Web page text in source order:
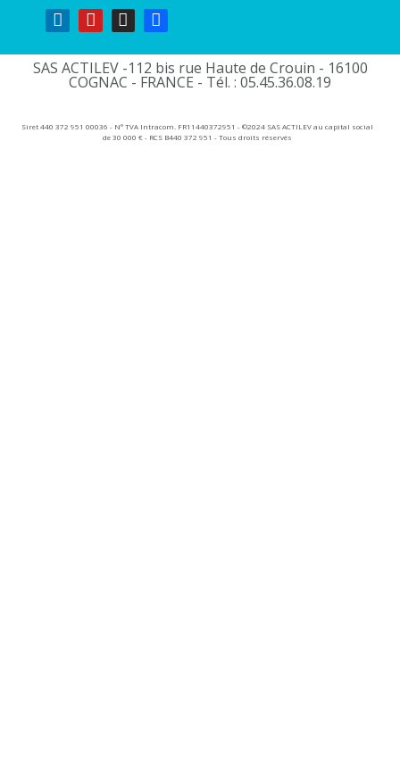
SAS ACTILEV -112 bis rue Haute de Crouin - 16100
COGNAC - FRANCE - Tél. : 05.45.36.08.19​
Siret 440 372 951 00036 - N° TVA Intracom. FR11440372951 - ©2024 SAS ACTILEV au capital social
de 30 000 € - RCS B440 372 951 - Tous droits réservés​​